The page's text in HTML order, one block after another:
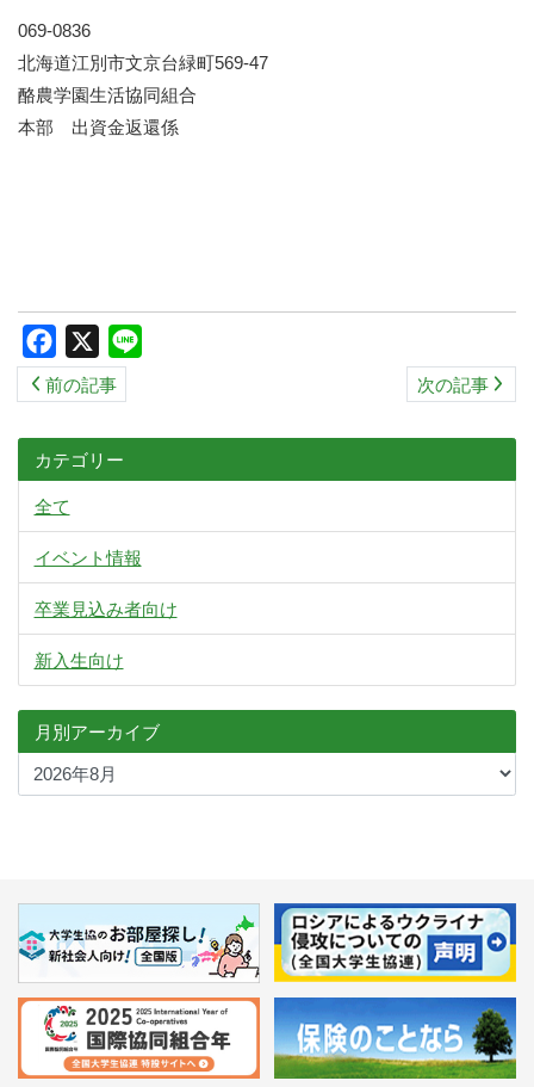
069-0836
北海道江別市文京台緑町569-47
酪農学園生活協同組合
本部 出資金返還係
Facebook
前の記事 次の記事
カテゴリー
全て
イベント情報
卒業見込み者向け
新入生向け
月別アーカイブ